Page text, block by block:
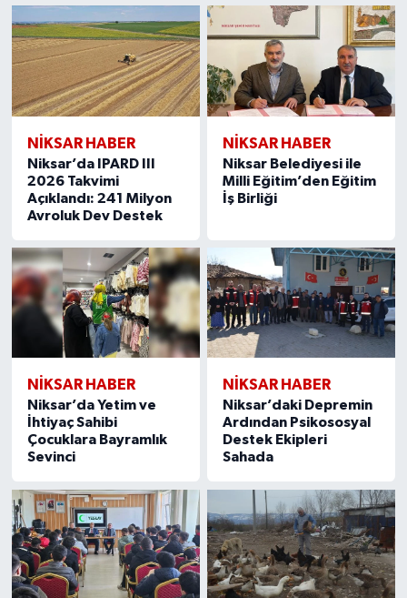
NİKSAR HABER
Niksar’da IPARD III
2026 Takvimi
Açıklandı: 241 Milyon
Avroluk Dev Destek
NİKSAR HABER
Niksar Belediyesi ile
Milli Eğitim’den Eğitim
İş Birliği
NİKSAR HABER
Niksar’da Yetim ve
İhtiyaç Sahibi
Çocuklara Bayramlık
Sevinci
NİKSAR HABER
Niksar’daki Depremin
Ardından Psikososyal
Destek Ekipleri
Sahada